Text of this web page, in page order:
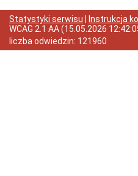
ISO
PN-
EN
ISO
9001:2015-
Statystyki serwisu Instrukcja
WCAG 2.1 AA(15.05.2026
liczba odwiedzin: 121960